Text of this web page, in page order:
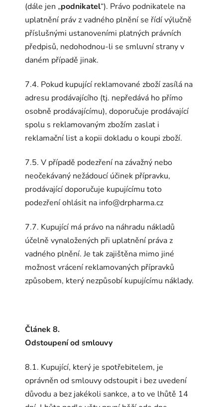
(dále jen „podnikatel“). Právo podnikatele na
uplatnění práv z vadného plnění se řídí výlučně
příslušnými ustanoveními platných právních
předpisů, nedohodnou-li se smluvní strany v
daném případě jinak.
7.4. Pokud kupující reklamované zboží zasílá na
adresu prodávajícího (tj. nepředává ho přímo
osobně prodávajícímu), doporučuje prodávající
spolu s reklamovaným zbožím zaslat i
reklamační list a kopii dokladu o koupi zboží.
7.5. V případě podezření na závažný nebo
neočekávaný nežádoucí účinek přípravku,
prodávající doporučuje kupujícímu toto
podezření ohlásit na info@drpharma.cz
7.7. Kupující má právo na náhradu nákladů
účelně vynaložených při uplatnění práva z
vadného plnění. Je tak zajištěna mimo jiné
možnost vrácení reklamovaných přípravků
způsobem, který nezpůsobí kupujícímu náklady.
Článek 8.
Odstoupení od smlouvy
8.1. Kupující, který je spotřebitelem, je
oprávněn od smlouvy odstoupit i bez uvedení
důvodu a bez jakékoli sankce, a to ve lhůtě 14